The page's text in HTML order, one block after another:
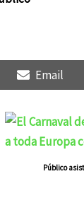
en
Email
Público
en